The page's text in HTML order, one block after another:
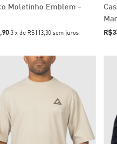
Moletinho Emblem -
3 x de R$113,30 sem juros